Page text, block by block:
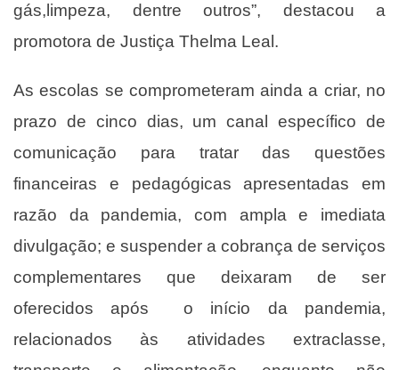
gás,limpeza, dentre outros”, destacou a
promotora de Justiça Thelma Leal.
As escolas se comprometeram ainda a criar, no
prazo de cinco dias, um canal específico de
comunicação para tratar das questões
financeiras e pedagógicas apresentadas em
razão da pandemia, com ampla e imediata
divulgação; e suspender a cobrança de serviços
complementares que deixaram de ser
oferecidos após o início da pandemia,
relacionados às atividades extraclasse,